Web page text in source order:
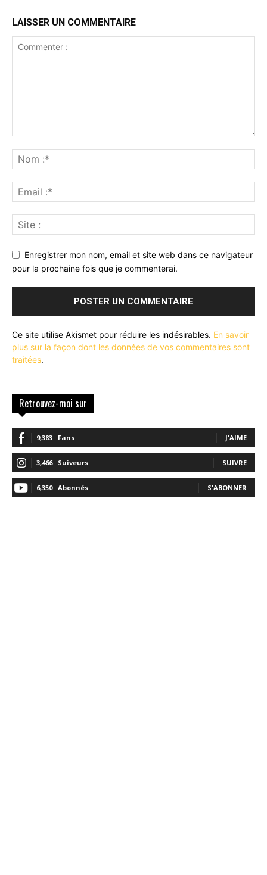
LAISSER UN COMMENTAIRE
Enregistrer mon nom, email et site web dans ce navigateur
pour la prochaine fois que je commenterai.
Ce site utilise Akismet pour réduire les indésirables. En savoir
plus sur la façon dont les données de vos commentaires sont
traitées.
Retrouvez-moi sur
9,383 Fans J'AIME
3,466 Suiveurs SUIVRE
6,350 Abonnés S'ABONNER